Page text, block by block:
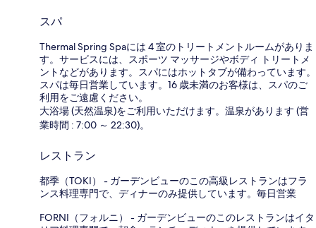
スパ
Thermal Spring Spaには 4 室のトリートメントルームがありま
す。サービスには、スポーツ マッサージやボディ トリートメ
ントなどがあります。スパにはホットタブが備わっています。
スパは毎日営業しています。16 歳未満のお客様は、スパのご
利用をご遠慮ください。
大浴場 (天然温泉)をご利用いただけます。温泉があります (営
業時間 : 7:00 ～ 22:30)。
レストラン
都季（TOKI） - ガーデンビューのこの高級レストランはフラ
ンス料理専門で、ディナーのみ提供しています。毎日営業
FORNI（フォルニ） - ガーデンビューのこのレストランはイタ